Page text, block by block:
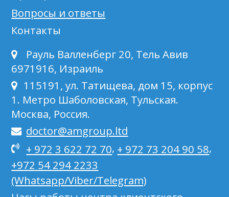
Вопросы и ответы
Контакты
Рауль Валленберг 20, Тель Авив
6971916, Израиль
115191, ул. Татищева, дом 15, корпус
1. Метро Шаболовская, Тульская.
Москва, Россия.
doctor@amgroup.ltd
+ 972 3 622 72 70, + 972 73 204 90 58,
+972 54 294 2233
(Whatsapp/Viber/Telegram)